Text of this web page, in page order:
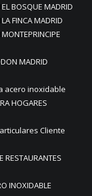
BOSQUE MADRID
FINCA MADRID
MADRID
acero inoxidable
HOGARES
Cliente
RESTAURANTES
INOXIDABLE